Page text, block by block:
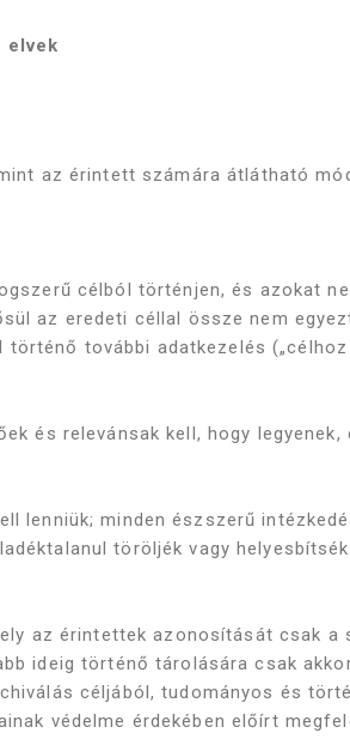
elvek
az érintett számára átlátható
célból történjen, és azokat
az eredeti céllal össze nem
további adatkezelés
és relevánsak kell, hogy
lenniük; minden észszerű
töröljék vagy helyesbítsék
az érintettek azonosítását csak a
ideig történő tárolására csak
céljából, tudományos és
védelme érdekében előírt